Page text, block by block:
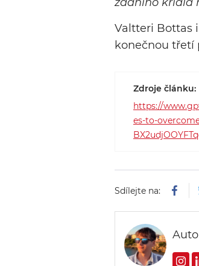
Valtteri Bottas
konečnou třetí
Zdroje článku:
https://
es-to-
Sdílejte na: